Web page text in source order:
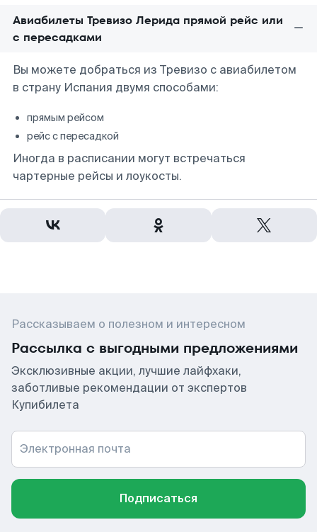
Авиабилеты Тревизо Лерида прямой рейс или
с пересадками
Вы можете добраться из Тревизо с авиабилетом
в страну Испания двумя способами:
прямым рейсом
рейс с пересадкой
Иногда в расписании могут встречаться
чартерные рейсы и лоукосты.
Рассказываем о полезном и интересном
Рассылка с выгодными предложениями
Эксклюзивные акции, лучшие лайфхаки,
заботливые рекомендации от экспертов
Купибилета
Электронная почта
Подписаться